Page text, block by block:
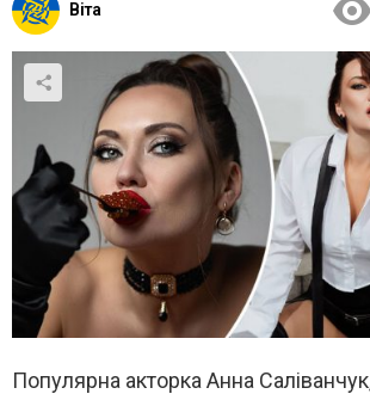
Віта
Популярна акторка Анна